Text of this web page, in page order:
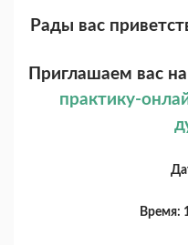
Рады вас
Приглашаем вас
практику-
Время: